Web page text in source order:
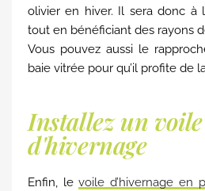
olivier en hiver. Il sera donc à
tout en bénéficiant des rayons
Vous pouvez aussi le
baie vitrée pour qu’il profite de
Installez un voile
d'hivernage
Enfin, levoile d’hivernage en